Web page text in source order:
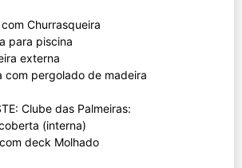
Churrasqueira
para piscina
externa
com pergolado de madeira
Clube das Palmeiras:
(interna)
deck Molhado